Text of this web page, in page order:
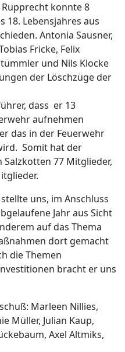
konnte 8
18. Lebensjahres aus
Antonia Sausner,
Fricke, Felix
und Nils Klocke
der Löschzüge der
dass er 13
aufnehmen
das in der Feuerwehr
Somit hat der
77 Mitglieder,
uns, im Anschluss
Jahr aus Sicht
auf das Thema
dort gemacht
die Themen
bracht er uns
Marleen Nillies,
Müller, Julian Kaup,
Axel Altmiks,